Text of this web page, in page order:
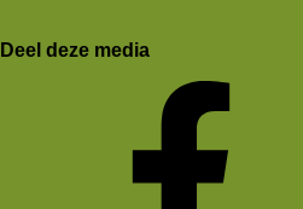
Deel deze media